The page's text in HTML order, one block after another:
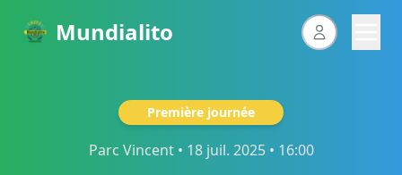
Mundialito
Première journée
Parc Vincent • 18 juil. 2025 • 16:00